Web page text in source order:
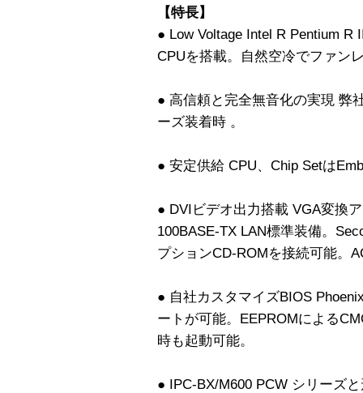
【特長】
● Low Voltage Intel R Pentium R
CPUを搭載。自然空冷でファン
● 高信頼と完全無音化の実現 弊
ーズ装着時 。
● 安定供給 CPU、Chip Setは
● DVIビデオ出力搭載 VGA変換
100BASE-TX LAN標準装備。
プションCD-ROMを接続可能。
● 自社カスタマイズBIOS
ートが可能。EEPROMによる
時も起動可能。
● IPC-BX/M600 PCW シリーズ